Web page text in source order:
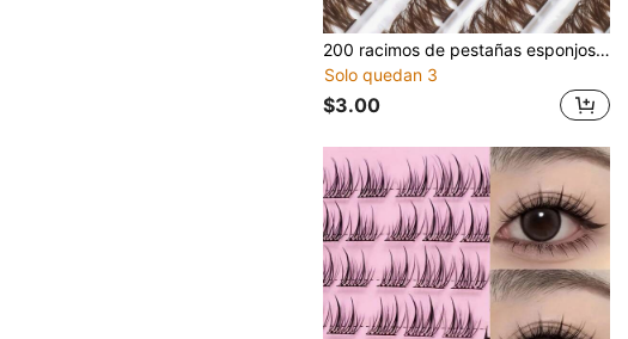
200 racimos de pestañas esponjosas marrones 60D rizo grueso color café marrón efecto ojo de gato color marrón natural maquillaje pestañas en forma de abanico suave extensiones de pestañas DIY para uso en casa viajes maquillaje diario pestañas postizas
Solo quedan 3
$3.00